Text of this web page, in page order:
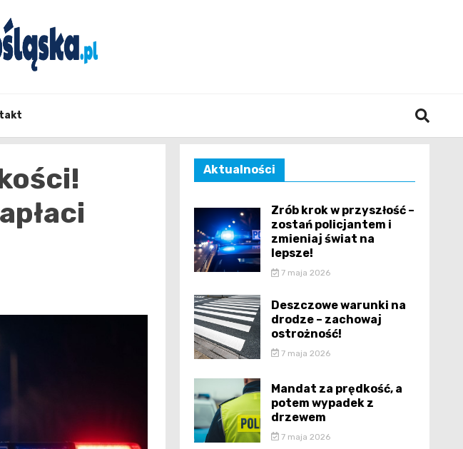
Aktualności
Zrób krok w przyszłość –
zostań policjantem i
zmieniaj świat na
lepsze!
7 maja 2026
Deszczowe warunki na
drodze – zachowaj
ostrożność!
7 maja 2026
Mandat za prędkość, a
potem wypadek z
drzewem
7 maja 2026